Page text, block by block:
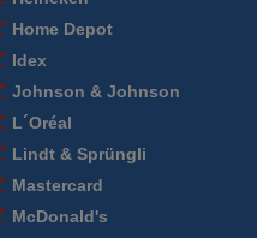
Home Depot
Idex
Johnson & Johnson
L´Oréal
Lindt & Sprüngli
Mastercard
McDonald's